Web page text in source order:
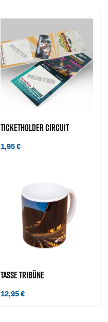
TICKETHOLDER CIRCUIT
1,95€
TASSE TRIBÜNE
12,95€